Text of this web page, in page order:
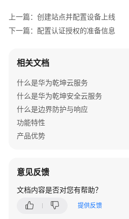
网
络
型
置
案
例
单
场
景
上一篇：创建站点并配置设备上线
下一篇：配置认证授权的准备信息
相关文档
什么是华为乾坤云服务
什么是华为乾坤安全云服务
什么是边界防护与响应
功能特性
产品优势
意见反馈
文档内容是否对您有帮助？
提供反馈